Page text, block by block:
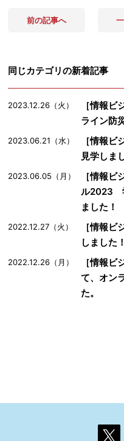
前の記事へ
同じカテゴリの新着記事
2023.12.26（火）
［情報
ライン防
2023.06.21（水）
［情報
見学しま
2023.06.05（月）
［情報
ル2023
ました！
2022.12.27（火）
［情報
しました！
2022.12.26（月）
［情報
て、オン
た。